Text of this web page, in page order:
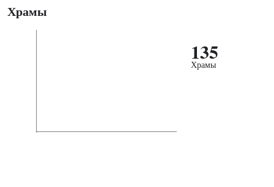
Храмы
135
Храмы